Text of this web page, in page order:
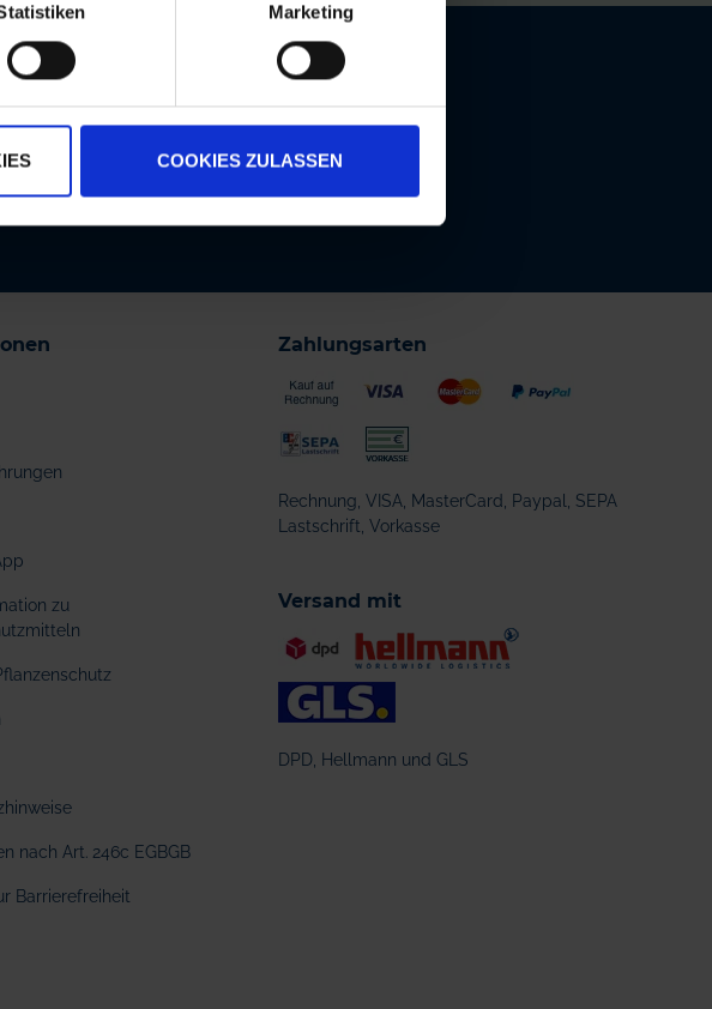
Marketing
COOKIES ZULASSEN
sichern!
über Aktionen, Neuigkeiten
Die Abmeldung ist jederzeit
zu
nach Art. 246c EGBGB
Barrierefreiheit
Zahlungsarten
Rechnung, VISA, MasterCard, Paypal, SEPA
Lastschrift, Vorkasse
Versand mit
DPD, Hellmann und GLS